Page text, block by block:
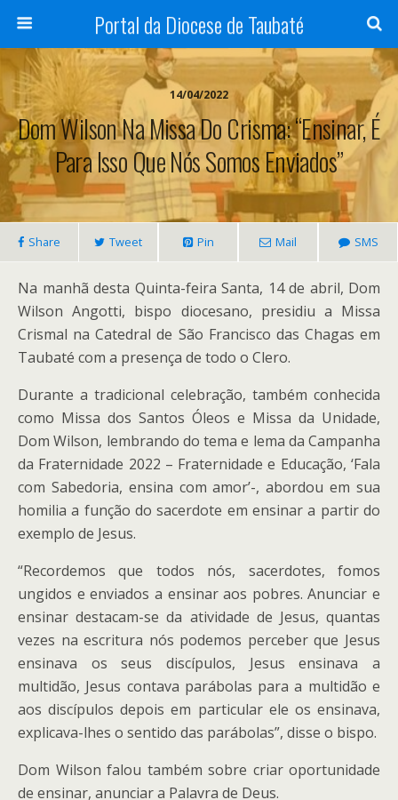
Portal da Diocese de Taubaté
14/04/2022
Dom Wilson Na Missa Do Crisma: “Ensinar, É
Para Isso Que Nós Somos Enviados”
Share Tweet Pin Mail SMS
Na manhã desta Quinta-feira Santa, 14 de abril, Dom
Wilson Angotti, bispo diocesano, presidiu a Missa
Crismal na Catedral de São Francisco das Chagas em
Taubaté com a presença de todo o Clero.
Durante a tradicional celebração, também conhecida
como Missa dos Santos Óleos e Missa da Unidade,
Dom Wilson, lembrando do tema e lema da Campanha
da Fraternidade 2022 – Fraternidade e Educação, ‘Fala
com Sabedoria, ensina com amor’-, abordou em sua
homilia a função do sacerdote em ensinar a partir do
exemplo de Jesus.
“Recordemos que todos nós, sacerdotes, fomos
ungidos e enviados a ensinar aos pobres. Anunciar e
ensinar destacam-se da atividade de Jesus, quantas
vezes na escritura nós podemos perceber que Jesus
ensinava os seus discípulos, Jesus ensinava a
multidão, Jesus contava parábolas para a multidão e
aos discípulos depois em particular ele os ensinava,
explicava-lhes o sentido das parábolas”, disse o bispo.
Dom Wilson falou também sobre criar oportunidade
de ensinar, anunciar a Palavra de Deus.